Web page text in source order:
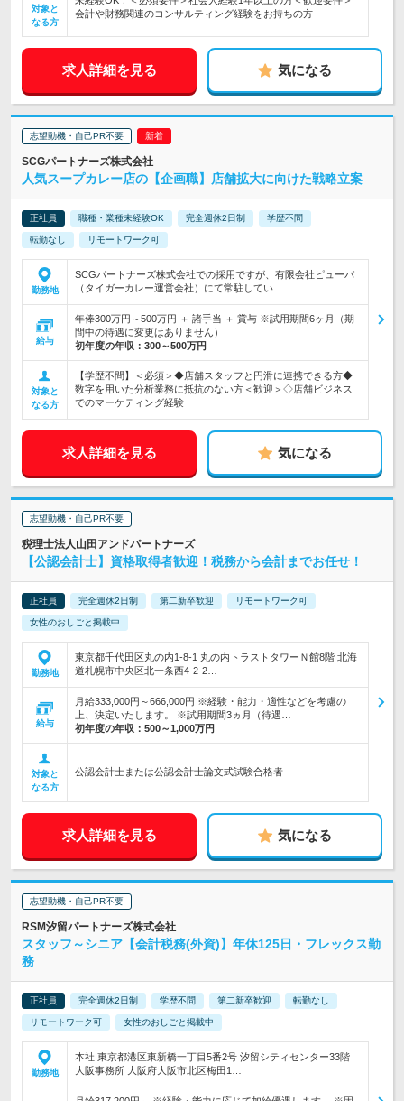
対象と
なる方
会計や財務関連のコンサルティング経験をお持ちの方
求人詳細を見る 気になる
志望動機・自己PR不要
SCGパートナーズ株式会社
人気スープカレー店の【企画職】店舗拡大に向けた戦略立案
正社員 職種・業種未経験OK 完全週休2日制 学歴不問
転勤なし リモートワーク可
勤務地
SCGパートナーズ株式会社での採用ですが、有限会社ピューパ
（タイガーカレー運営会社）にて常駐してい…
給与
年俸300万円～500万円 ＋ 諸手当 ＋ 賞与 ※試用期間6ヶ月（期
間中の待遇に変更はありません）
初年度の年収： 300～500万円
対象と
なる方
【学歴不問】＜必須＞◆店舗スタッフと円滑に連携できる方◆
数字を用いた分析業務に抵抗のない方＜歓迎＞◇店舗ビジネス
でのマーケティング経験
求人詳細を見る 気になる
志望動機・自己PR不要
税理士法人山田アンドパートナーズ
【公認会計士】資格取得者歓迎！税務から会計までお任せ！
正社員 完全週休2日制 第二新卒歓迎 リモートワーク可
女性のおしごと掲載中
勤務地
東京都千代田区丸の内1-8-1 丸の内トラストタワーＮ館8階 北海
道札幌市中央区北一条西4-2-2…
給与
月給333,000円～666,000円 ※経験・能力・適性などを考慮の
上、決定いたします。 ※試用期間3ヵ月（待遇…
初年度の年収： 500～1,000万円
対象と
なる方
公認会計士または公認会計士論文式試験合格者
求人詳細を見る 気になる
志望動機・自己PR不要
RSM汐留パートナーズ株式会社
スタッフ～シニア【会計税務(外資)】年休125日・フレックス勤
務
正社員 完全週休2日制 学歴不問 第二新卒歓迎 転勤なし
リモートワーク可 女性のおしごと掲載中
勤務地
本社 東京都港区東新橋一丁目5番2号 汐留シティセンター33階
大阪事務所 大阪府大阪市北区梅田1…